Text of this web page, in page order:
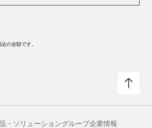
の金額です。
・ソリューショングループ企業情報